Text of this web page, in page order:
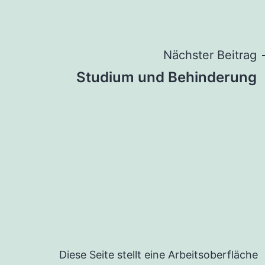
Nächster Beitrag
Studium und Behinderung
Diese Seite stellt eine Arbeitsoberfläche